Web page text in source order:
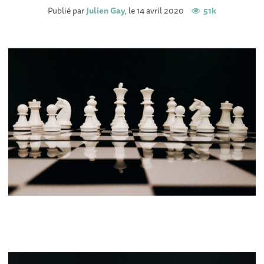
Publié parJulien Gay, le 14 avril 2020 51k